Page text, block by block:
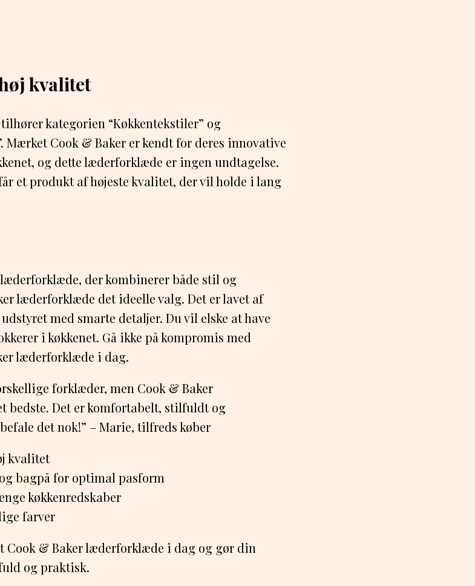
kvalitet
kategorien “Køkkentekstiler” og
Mærket Cook & Baker er kendt for deres innovative
og dette læderforklæde er ingen undtagelse.
et produkt af højeste kvalitet, der vil holde i lang
der kombinerer både stil og
læderforklæde det ideelle valg. Det er lavet af
med smarte detaljer. Du vil elske at have
i køkkenet. Gå ikke på kompromis med
læderforklæde i dag.
forklæder, men Cook & Baker
bedste. Det er komfortabelt, stilfuldt og
det nok!” – Marie, tilfreds køber
kvalitet
bagpå for optimal pasform
køkkenredskaber
farver
Cook & Baker læderforklæde i dag og gør din
og praktisk.